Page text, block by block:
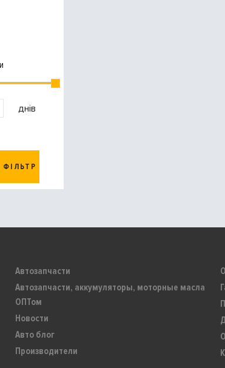
днів
Автозапчасти
Автозапчасти, аккумуляторы, моторные масла
ОПТом
Новости
Авто блог
Производители